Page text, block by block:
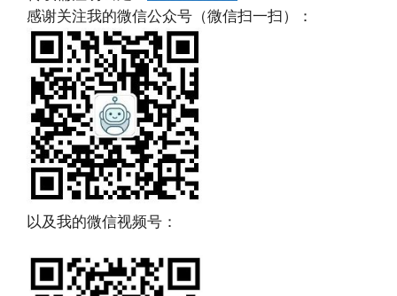
感谢关注我的微信公众号（微信扫一扫）：
以及我的微信视频号：